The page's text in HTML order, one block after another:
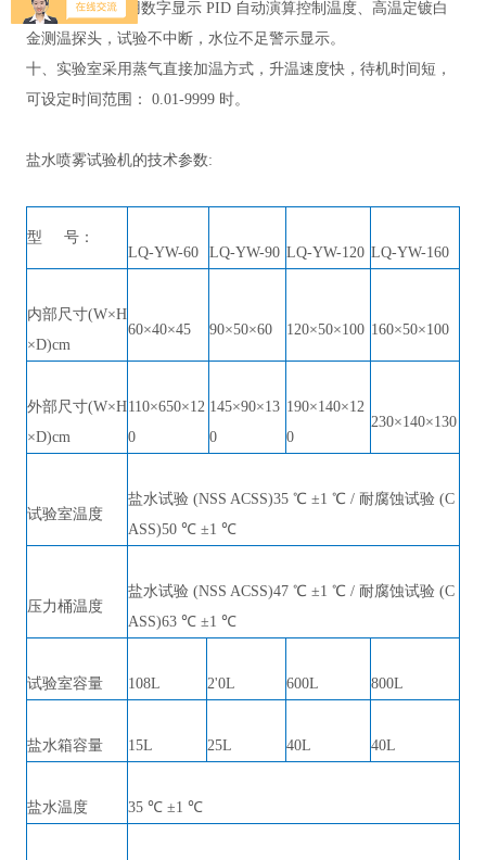
九、 温度表采用数字显示 PID 自动演算控制温度、高温定镀白
金测温探头，试验不中断，水位不足警示显示。
十、实验室采用蒸气直接加温方式，升温速度快，待机时间短，
可设定时间范围：
0.01-9999 时。
盐水喷雾试验机的技术参数:
型 号：
LQ-YW-60 LQ-YW-90 LQ-YW-120 LQ-YW-160
内部尺寸(W×H
×D)cm
60×40×45 90×50×60 120×50×100 160×50×100
外部尺寸(W×H
×D)cm
110×650×12
0
145×90×13
0
190×140×12
0
230×140×130
试验室温度
盐水试验(NSS ACSS)35 ℃ ±1 ℃ / 耐腐蚀试验 (C
ASS)50 ℃ ±1 ℃
压力桶温度
盐水试验(NSS ACSS)47 ℃ ±1 ℃ / 耐腐蚀试验 (C
ASS)63 ℃ ±1 ℃
试验室容量 108L 2'0L 600L 800L
盐水箱容量 15L 25L 40L 40L
盐水温度 35 ℃ ±1 ℃